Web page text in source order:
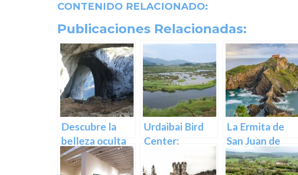
CONTENIDO RELACIONADO:
Publicaciones Relacionadas:
Descubre la
belleza oculta
de Guipuzcoa
en las Cuevas
Urdaibai Bird
Center:
vida de las aves
La Ermita de
San Juan de
Gaztelugatxe:
Historia, Ruta y